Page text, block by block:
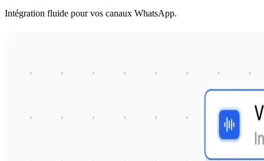
Intégration fluide pour vos canaux WhatsApp.